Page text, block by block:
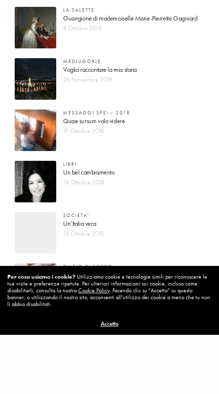
LA SALETTE
Guarigione di mademoiselle Marie-Pierrette Gagniard
8 Ottobre 2019
MEDJUGORJE
Voglio raccontare la mia storia
26 Novembre 2018
MESSAGGI SPEI – 2018
Quae sursum volo videre
31 Ottobre 2018
LIBRI
Un bel cambiamento
16 Ottobre 2018
SOCIETA'
Un’Italia vera
15 Ottobre 2018
DIARIO DI BORDO
La vita vince sempre
8 Ottobre 2018
Per cambiare ci vuole coraggio
8 Ottobre 2018
Per cosa usiamo i cookie? Utilizziamo cookie e tecnologie simili per riconoscere le
tue visite e preferenze ripetute. Per ulteriori informazioni sui cookie, incluso come
disabilitarli, consulta la nostraCookie Policy. Facendo clic su "Accetto" su questo
banner, o utilizzando il nostro sito, acconsenti all'utilizzo dei cookie a meno che tu non
li abbia disabilitati.
Accetto